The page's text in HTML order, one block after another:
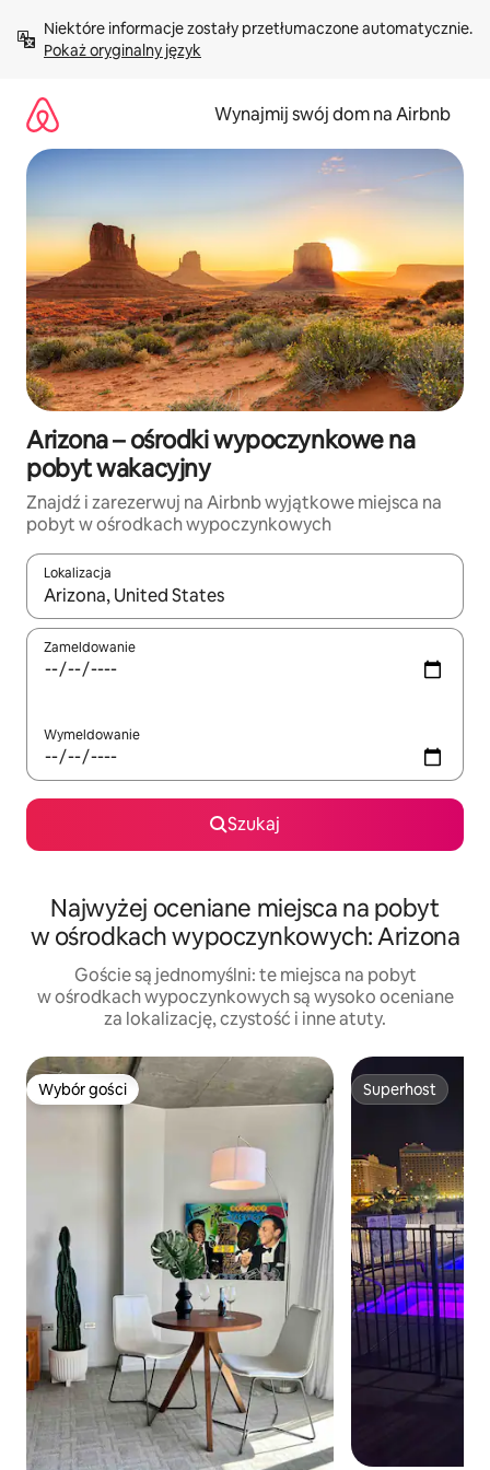
treści Pokaż oryginalny język
Wynajmij swój dom na Airbnb
Arizona – ośrodki wypoczynkowe na
pobyt wakacyjny
Znajdź i zarezerwuj na Airbnb wyjątkowe miejsca na
pobyt w ośrodkach wypoczynkowych
Lokalizacja
Gdy wyniki będą dostępne, możesz poruszać się po nich za
Zameldowanie
Wymeldowanie
Szukaj
Najwyżej oceniane miejsca na pobyt
w ośrodkach wypoczynkowych: Arizona
Goście są jednomyślni: te miejsca na pobyt
w ośrodkach wypoczynkowych są wysoko oceniane
za lokalizację, czystość i inne atuty.
Wybór gości
Wybór gości Superhost
Superhost